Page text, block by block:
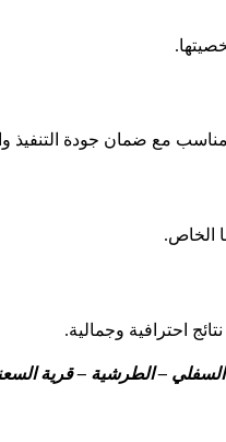
مع ضمان جودة التنفيذ
الخاص.
احترافية وجمالية.
– الطرشية – قرية